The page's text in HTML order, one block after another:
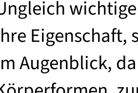
Eigenschaft,
Augenblick,